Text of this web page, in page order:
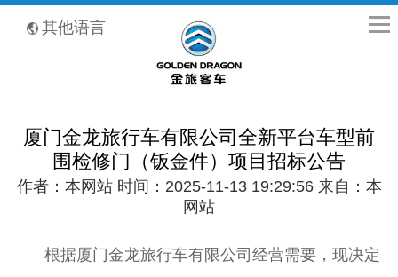
其他语言
厦门金龙旅行车有限公司全新平台车型前
围检修门（钣金件）项目招标公告
作者：本网站 时间：2025-11-13 19:29:56 来自：本
网站
根据厦门金龙旅行车有限公司经营需要，现决定